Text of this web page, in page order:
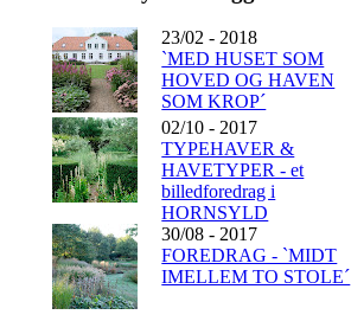
23/02 - 2018
`MED HUSET SOM
HOVED OG HAVEN
SOM KROP´
02/10 - 2017
TYPEHAVER &
HAVETYPER - et
billedforedrag i
HORNSYLD
30/08 - 2017
FOREDRAG - `MIDT
IMELLEM TO STOLE´